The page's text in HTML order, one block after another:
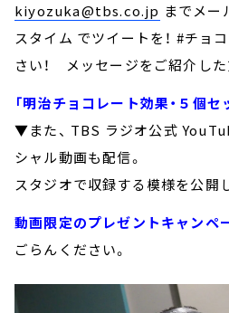
kiyozuka@tbs.co.jp までメ
スタイム でツイートを！ #チョ
さい！ メッセージをご紹介した
「明治チョコレート効果・５個セ
▼また、 TBS ラジオ公式
シャル動画も配信。
スタジオで収録する模様を公開
動画限定のプレゼントキャンペ
ごらんください。